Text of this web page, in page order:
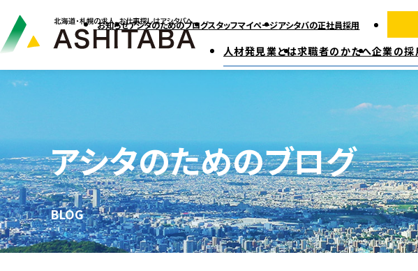
お知らせアシタのためのブログスタッフマイページアシタバの正社員採用
人材発見業とは求職者のかたへ
派遣ではたらく
正社員・契約社
企業の採
アシタのためのブログ
BLOG